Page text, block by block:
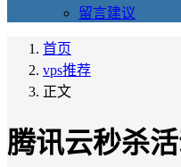
留言建议
首页
vps推荐
正文
腾讯云秒杀